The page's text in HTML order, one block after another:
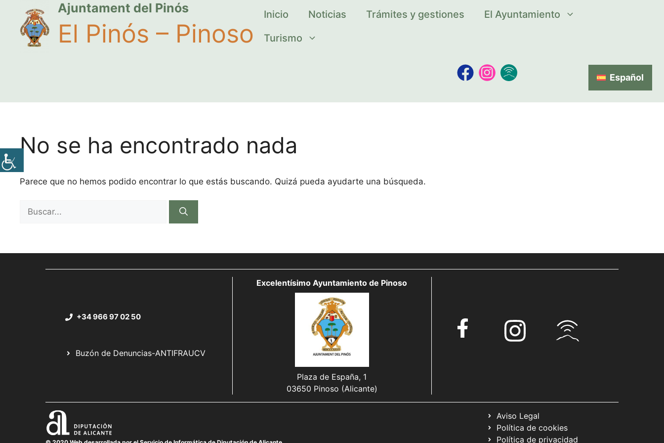
Ajuntament del Pinós
El Pinós – Pinoso
Inicio Noticias Trámites y gestiones
El Ayuntamiento
Turismo
Español
No se ha encontrado nada
Parece que no hemos podido encontrar lo que estás buscando. Quizá pueda ayudarte una búsqueda.
+34 966 97 02 50
Buzón de Denuncias-ANTIFRAUCV
Excelentísimo Ayuntamiento de Pinoso
Plaza de España, 1
03650 Pinoso (Alicante)
Aviso Legal
Política de cookies
Política de privacidad